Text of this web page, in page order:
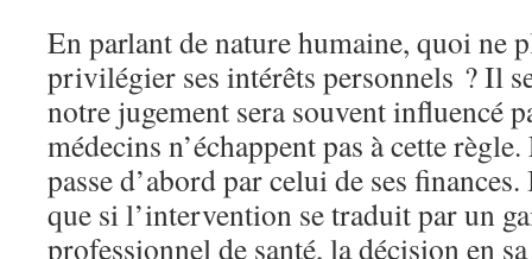
En parlant de nature humaine, quoi ne
privilégier ses intérêts personnels ? Il
notre jugement sera souvent influencé
médecins n’échappent pas à cette
passe d’abord par celui de ses
que si l’intervention se traduit par un
professionnel de santé, la décision en